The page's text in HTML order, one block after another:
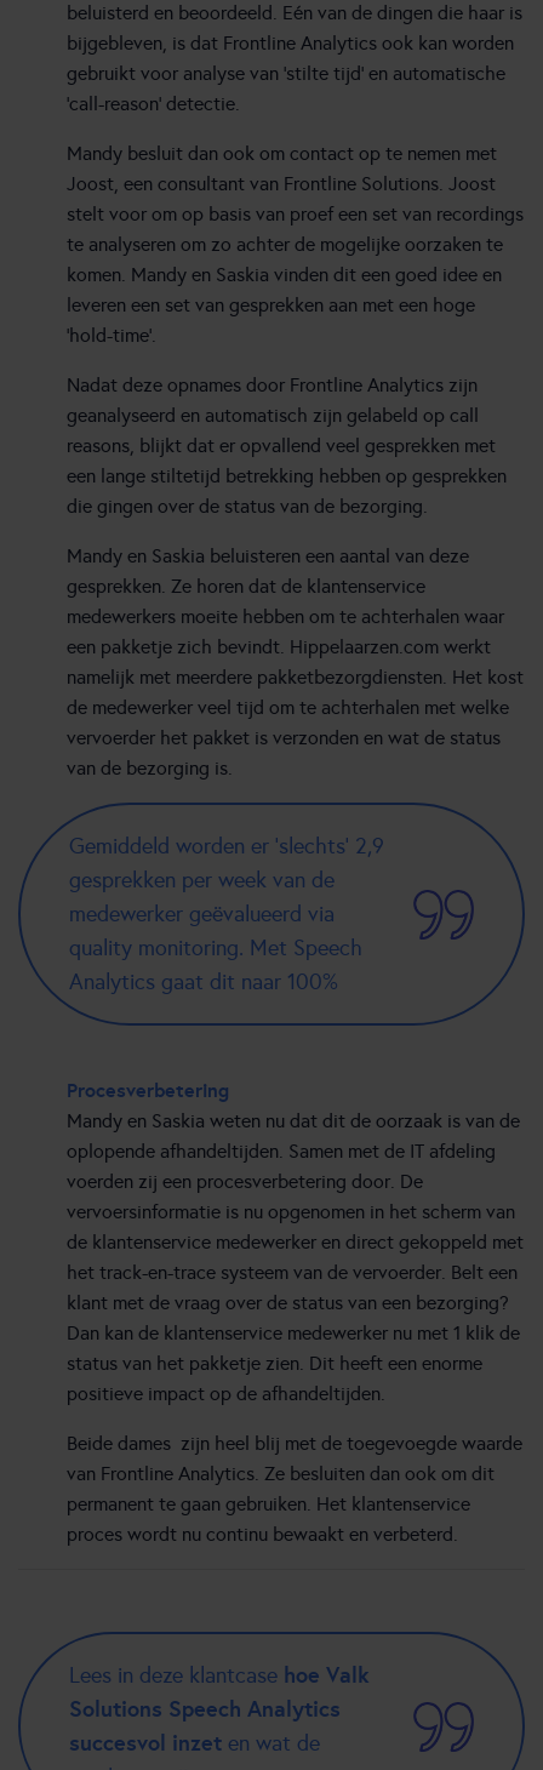
beluisterd en beoordeeld. Eén van de dingen die haar is
bijgebleven, is dat Frontline Analytics ook kan worden
gebruikt voor analyse van ‘stilte tijd’ en automatische
‘call-reason’ detectie.
Mandy besluit dan ook om contact op te nemen met
Joost, een consultant van Frontline Solutions. Joost
stelt voor om op basis van proef een set van recordings
te analyseren om zo achter de mogelijke oorzaken te
komen. Mandy en Saskia vinden dit een goed idee en
leveren een set van gesprekken aan met een hoge
‘hold-time’.
Nadat deze opnames door Frontline Analytics zijn
geanalyseerd en automatisch zijn gelabeld op call
reasons, blijkt dat er opvallend veel gesprekken met
een lange stiltetijd betrekking hebben op gesprekken
die gingen over de status van de bezorging.
Mandy en Saskia beluisteren een aantal van deze
gesprekken. Ze horen dat de klantenservice
medewerkers moeite hebben om te achterhalen waar
een pakketje zich bevindt. Hippelaarzen.com werkt
namelijk met meerdere pakketbezorgdiensten. Het kost
de medewerker veel tijd om te achterhalen met welke
vervoerder het pakket is verzonden en wat de status
van de bezorging is.
Gemiddeld worden er ‘slechts’ 2,9
gesprekken per week van de
medewerker geëvalueerd via
quality monitoring. Met Speech
Analytics gaat dit naar 100%
Procesverbetering
Mandy en Saskia weten nu dat dit de oorzaak is van de
oplopende afhandeltijden. Samen met de IT afdeling
voerden zij een procesverbetering door. De
vervoersinformatie is nu opgenomen in het scherm van
de klantenservice medewerker en direct gekoppeld met
het track-en-trace systeem van de vervoerder. Belt een
klant met de vraag over de status van een bezorging?
Dan kan de klantenservice medewerker nu met 1 klik de
status van het pakketje zien. Dit heeft een enorme
positieve impact op de afhandeltijden.
Beide dames zijn heel blij met de toegevoegde waarde
van Frontline Analytics. Ze besluiten dan ook om dit
permanent te gaan gebruiken. Het klantenservice
proces wordt nu continu bewaakt en verbeterd.
Lees in deze klantcase hoe Valk
Solutions Speech Analytics
succesvol inzet en wat de